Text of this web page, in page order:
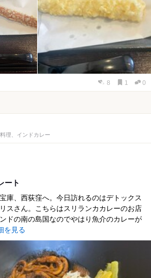
8 1 0
理、インドカレー
ート
庫、西荻窪へ。今日訪れるのはデトックス
スさん。こちらはスリランカカレーのお店
ドの南の島国なのでやはり魚介のカレーが
を見る